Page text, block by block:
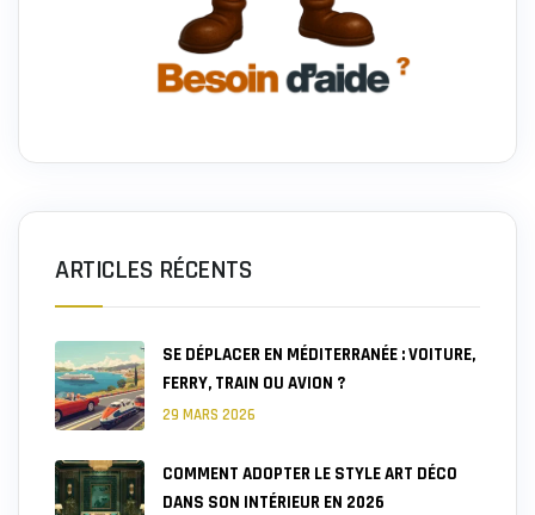
ARTICLES RÉCENTS
SE DÉPLACER EN MÉDITERRANÉE : VOITURE,
FERRY, TRAIN OU AVION ?
29 MARS 2026
COMMENT ADOPTER LE STYLE ART DÉCO
DANS SON INTÉRIEUR EN 2026